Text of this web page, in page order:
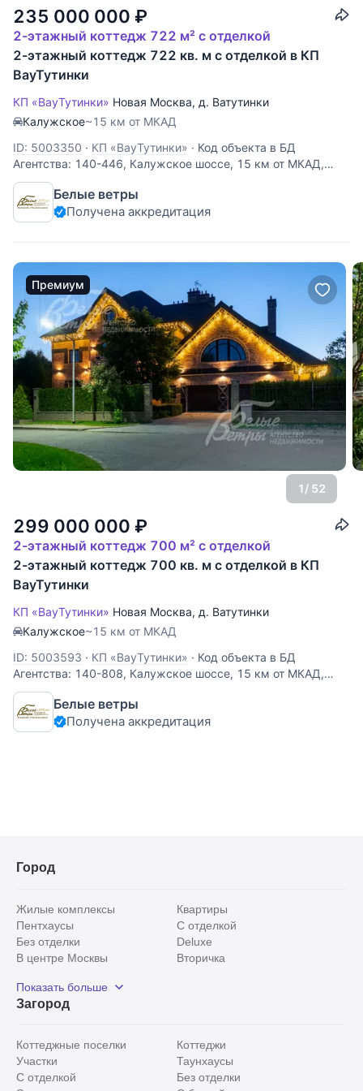
235 000 000 ₽
2-этажный коттедж 722 м² с отделкой
2-этажный коттедж 722 кв. м с отделкой в КП
ВауТутинки
КП «ВауТутинки» Новая Москва, д. Ватутинки
Калужское~15 км от МКАД
ID: 5003350 · КП «ВауТутинки» · Код объекта в БД
Агентства: 140-446, Калужское шоссе, 15 км от МКАД,
Ваутутинки к/п (Ватутинки). Меблированный кирпичный
дом в стиле современной классики с эффектной
дизайнерской отделкой интерьера, выдержанной в
Белые ветры
Получена аккредитация
Премиум
1/ 52
299 000 000 ₽
2-этажный коттедж 700 м² с отделкой
2-этажный коттедж 700 кв. м с отделкой в КП
ВауТутинки
КП «ВауТутинки» Новая Москва, д. Ватутинки
Калужское~15 км от МКАД
ID: 5003593 · КП «ВауТутинки» · Код объекта в БД
Агентства: 140-808, Калужское шоссе, 15 км от МКАД,
Ваутутинки к/п (Ватутинки). Премиальный кирпичный дом,
в одном из самых элитных коттежных поселков Новой
Москвы. Классические архитектурные формы снаружи
Белые ветры
Получена аккредитация
Город
Жилые комплексы
Квартиры
Пентхаусы
С отделкой
Без отделки
Deluxe
В центре Москвы
Вторичка
Рядом с парком
С панорамными окнами
Показать больше
Загород
Коттеджные поселки
Коттеджи
Участки
Таунхаусы
С отделкой
Без отделки